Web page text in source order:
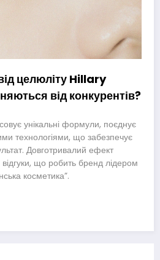
целюліту Hillary
від конкурентів?
унікальні формули, поєднує
технологіями, що забезпечує
Довготривалий ефект
що робить бренд лідером
косметика”.